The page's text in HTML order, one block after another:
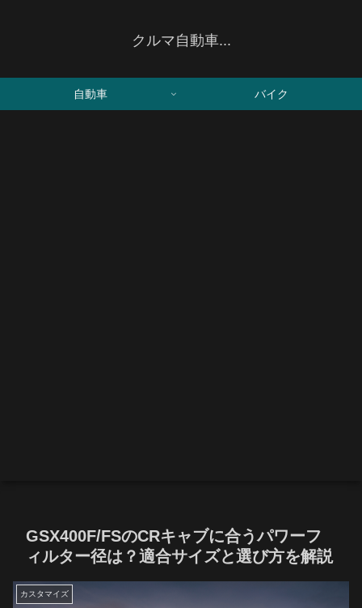
クルマ自動車...
自動車 バイク
GSX400F/FSのCRキャブに合うパワーフ
ィルター径は？適合サイズと選び方を解説
カスタマイズ